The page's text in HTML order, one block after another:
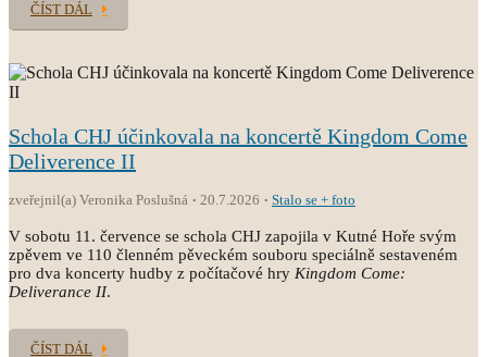
ČÍST DÁL
Schola CHJ účinkovala na koncertě Kingdom Come
Deliverence II
zveřejnil(a) Veronika Poslušná 20.7.2026 Stalo se + foto
V sobotu 11. července se schola CHJ zapojila v Kutné Hoře svým
zpěvem ve 110 členném pěveckém souboru speciálně sestaveném
pro dva koncerty hudby z počítačové hry Kingdom Come:
Deliverance II.
ČÍST DÁL